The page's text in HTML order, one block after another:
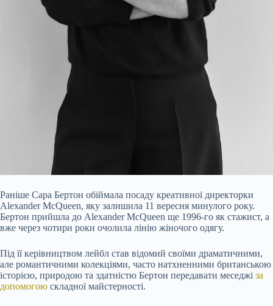
Раніше Сара Бертон обіймала посаду креативної директорки
Alexander McQueen, яку залишила 11 вересня минулого року.
Бертон прийшла до Alexander McQueen ще 1996-го як стажист, а
вже через чотири роки очолила лінію жіночого одягу.
Під її керівництвом лейбл став відомий своїми драматичними,
але романтичними колекціями, часто натхненними британською
історією, природою та здатністю Бертон передавати меседжі за
допомогою складної майстерності.